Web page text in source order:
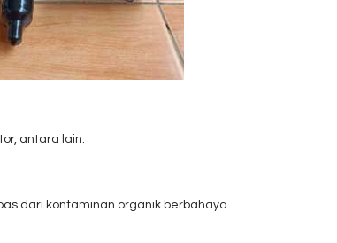
antara lain:
dari kontaminan organik berbahaya.